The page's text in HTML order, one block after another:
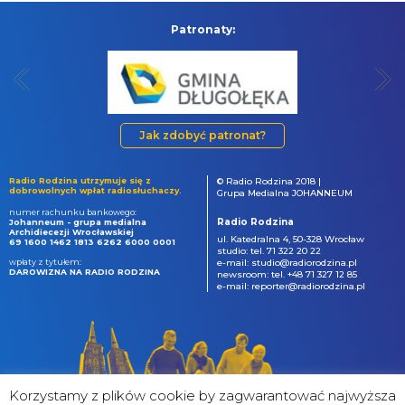
Patronaty:
Jak zdobyć patronat?
Radio Rodzina utrzymuje się z
dobrowolnych wpłat radiosłuchaczy.
numer rachunku bankowego:
Johanneum - grupa medialna
Archidiecezji Wrocławskiej
69 1600 1462 1813 6262 6000 0001
wpłaty z tytułem:
DAROWIZNA NA RADIO RODZINA
© Radio Rodzina 2018 |
Grupa Medialna JOHANNEUM
Radio Rodzina
ul. Katedralna 4, 50-328 Wrocław
studio: tel. 71 322 20 22
e-mail: studio@radiorodzina.pl
newsroom: tel. +48 71 327 12 85
e-mail: reporter@radiorodzina.pl
Korzystamy z plików cookie by zagwarantować najwyższa